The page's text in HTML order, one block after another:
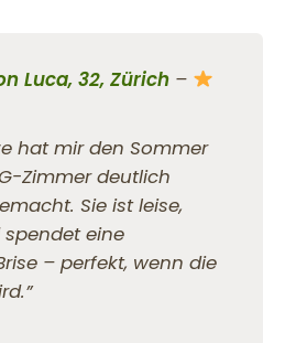
Luca, 32, Zürich –
hat mir den Sommer
Zimmer deutlich
Sie ist leise,
eine
– perfekt, wenn die